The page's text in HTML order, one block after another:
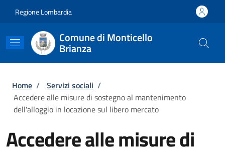
Regione Lombardia
Comune di Monticello
Brianza
Briciole di pane
Home / Servizi sociali /
Accedere alle misure di sostegno al mantenimento
dell'alloggio in locazione sul libero mercato
Accedere alle misure di